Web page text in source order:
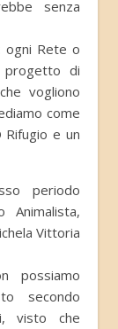
senza
ogni Rete o
progetto di
vogliono
come
Rifugio e un
periodo
Animalista,
Vittoria
possiamo
secondo
visto che